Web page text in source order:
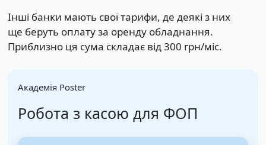
Інші банки мають свої тарифи, де деякі з них
ще беруть оплату за оренду обладнання.
Приблизно ця сума складає від 300 грн/міс.
Академія Poster
Робота з касою для ФОП